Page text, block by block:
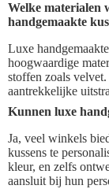
Welke materialen
handgemaakte
Luxe
hoogwaardige
stoffen zoals
aantrekkelijke
Kunnen luxe
Ja, veel winkels
kussens te
kleur, en zelfs
aansluit bij hun